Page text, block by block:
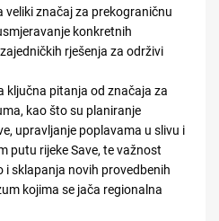
veliki značaj za prekograničnu
konkretnih
rješenja za održivi
ključna pitanja od značaja za
kao što su planiranje
upravljanje poplavama u slivu i
putu rijeke Save, te važnost
sklapanja novih provedbenih
kojima se jača regionalna